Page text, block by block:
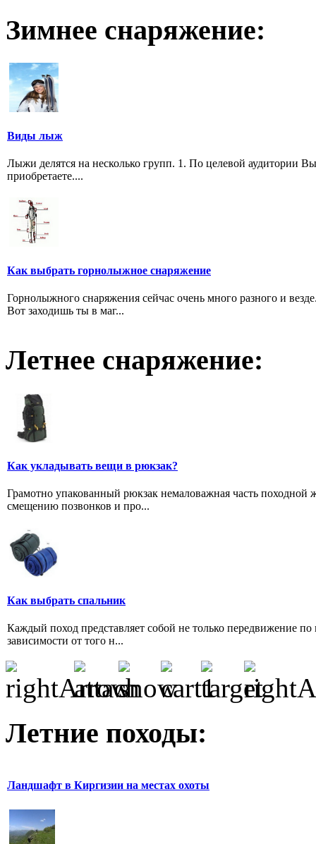
Зимнее снаряжение:
Виды лыж
Лыжи делятся на несколько групп. 1. По целевой аудитории
приобретаете....
Как выбрать горнолыжное снаряжение
Горнолыжного снаряжения сейчас очень много разного и
Вот заходишь ты в маг...
Летнее снаряжение:
Как укладывать вещи в рюкзак?
Грамотно упакованный рюкзак немаловажная часть
смещению позвонков и про...
Как выбрать спальник
Каждый поход представляет собой не только передвижение
зависимости от того н...
Летние походы:
Ландшафт в Киргизии на местах охоты